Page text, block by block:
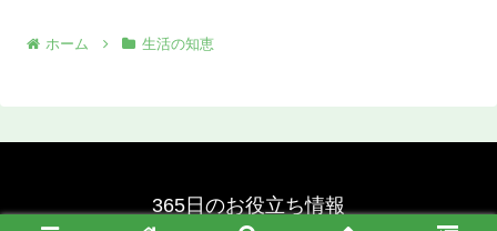
ホーム 生活の知恵
365日のお役立ち情報